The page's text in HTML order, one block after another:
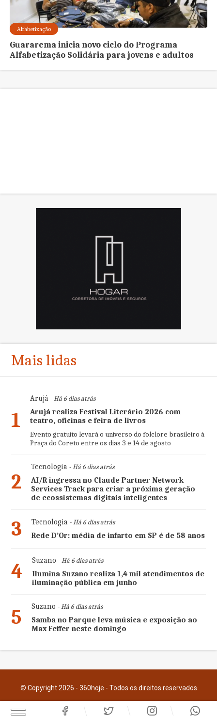
Alfabetização
Guararema inicia novo ciclo do Programa
Alfabetização Solidária para jovens e adultos
Mais lidas
1
Arujá- Há 6 dias atrás
Arujá realiza Festival Literário 2026 com
teatro, oficinas e feira de livros
Evento gratuito levará o universo do folclore brasileiro à
Praça do Coreto entre os dias 3 e 14 de agosto
2
Tecnologia- Há 6 dias atrás
AI/R ingressa no Claude Partner Network
Services Track para criar a próxima geração
de ecossistemas digitais inteligentes
3 Tecnologia- Há 6 dias atrás
Rede D’Or: média de infarto em SP é de 58 anos
4 Suzano - Há 6 dias atrás
Ilumina Suzano realiza 1,4 mil atendimentos de
iluminação pública em junho
5 Suzano - Há 6 dias atrás
Samba no Parque leva música e exposição ao
Max Feffer neste domingo
© Copyright 2026 - 360hoje - Todos os direitos reservados